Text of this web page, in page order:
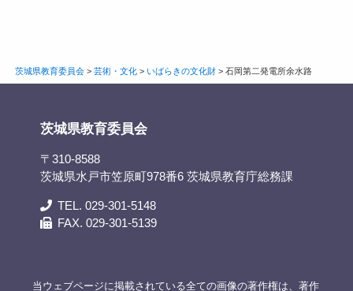
茨城県教育委員会> 芸術・文化> いばらきの文化財> 石岡第二発電所余水路
茨城県教育委員会
〒310-8588
茨城県水戸市笠原町978番6 茨城県教育庁総務課
TEL. 029-301-5148
FAX. 029-301-5139
当ウェブページに掲載されている全ての画像の著作権は、著作